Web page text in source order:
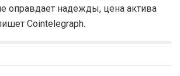
оправдает надежды, цена актива
Cointelegraph.